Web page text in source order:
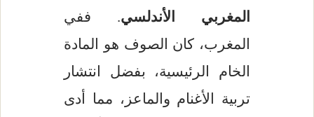
المغربي الأندلسي. ففي
المغرب، كان الصوف هو المادة
الخام الرئيسية، بفضل انتشار
تربية الأغنام والماعز، مما أدى